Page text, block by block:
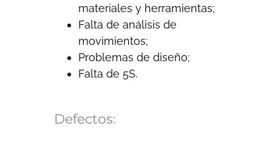
materiales y herramientas;
Falta de análisis de
movimientos;
Problemas de diseño;
Falta de 5S.
Defectos: